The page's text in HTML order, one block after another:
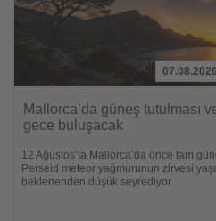
Sie
die
Nachrichten
07.08.2026
Mallorca’da güneş tutulması
gece buluşacak
12 Ağustos’ta Mallorca’da önce tam
Perseid meteor yağmurunun zirvesi
beklenenden düşük seyrediyor